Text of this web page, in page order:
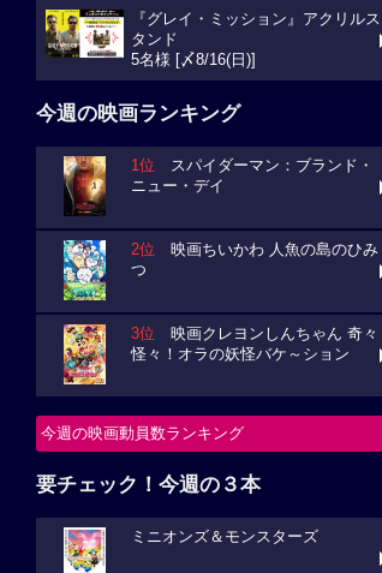
『グレイ・ミッション』アクリルス
タンド
5名様 [〆8/16(日)]
今週の映画ランキング
1位 スパイダーマン：ブランド・
ニュー・デイ
2位 映画ちいかわ 人魚の島のひみ
つ
3位 映画クレヨンしんちゃん 奇々
怪々！オラの妖怪バケ～ション
今週の映画動員数ランキング
要チェック！今週の３本
ミニオンズ＆モンスターズ